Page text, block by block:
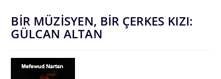
BİR MÜZİSYEN, BİR ÇERKES KIZI:
GÜLCAN ALTAN